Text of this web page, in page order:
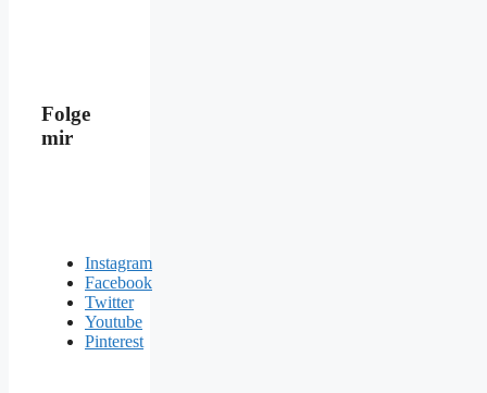
Folge
mir
Instagram
Facebook
Twitter
Youtube
Pinterest